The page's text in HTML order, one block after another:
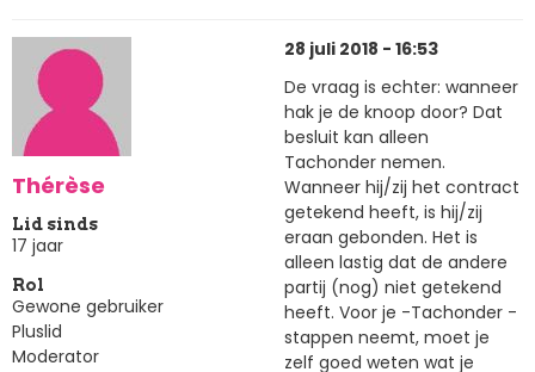
Thérèse
Lid sinds
17 jaar
Rol
Gewone gebruiker
Pluslid
Moderator
28 juli 2018 - 16:53
De vraag is echter: wanneer
hak je de knoop door? Dat
besluit kan alleen
Tachonder nemen.
Wanneer hij/zij het contract
getekend heeft, is hij/zij
eraan gebonden. Het is
alleen lastig dat de andere
partij (nog) niet getekend
heeft. Voor je -Tachonder -
stappen neemt, moet je
zelf goed weten wat je